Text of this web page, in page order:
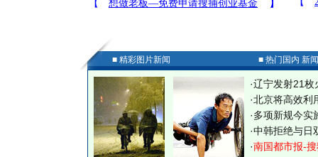
■ 精彩图片新闻 ■ 热门国内 新
·辽宁发射21枚
·北京将高效利
·多项新规今实
·中韩拒绝与日
·南国都市报-